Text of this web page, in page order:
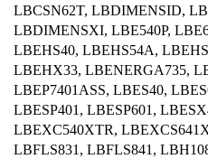
LBCSN62T, LBDIMENSID,
LBDIMENSXI, LBE540P,
LBEHS40, LBEHS54A,
LBEHX33, LBENERGA735,
LBEP7401ASS, LBES40,
LBESP401, LBESP601,
LBEXC540XTR,
LBFLS831, LBFLS841,